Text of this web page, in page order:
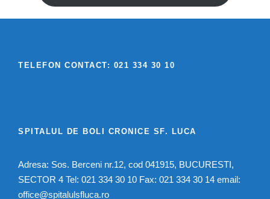
TELEFON CONTACT: 021 334 30 10
SPITALUL DE BOLI CRONICE SF. LUCA
Adresa: Sos. Berceni nr.12, cod 041915, BUCURESTI,
SECTOR 4 Tel: 021 334 30 10 Fax: 021 334 30 14 email:
office@spitalulsfluca.ro